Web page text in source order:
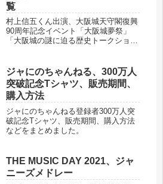
覧
村上信五くん出演、大阪城天守閣復興
90周年記念イベント「大阪城夢祭」
「大阪城の謎に迫る歴史トークショ
ジャにのちゃんねる、300万人
突破記念Tシャツ、販売期間、
購入方法
ジャにのちゃんねる登録者300万人突
破記念Tシャツ、販売期間、購入方法
などをまとめました。
THE MUSIC DAY 2021、ジャ
ニーズメドレー